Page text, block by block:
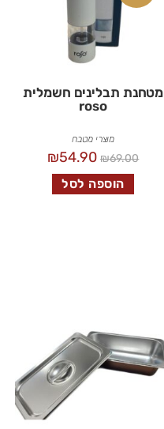
מטחנת תבלינים חשמלית
roso
מוצרי מטבח
₪69.00
₪54.90
הוספה לסל